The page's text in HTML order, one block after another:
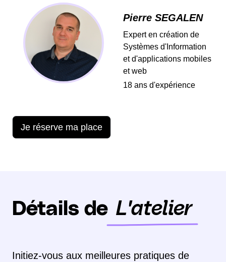
Pierre SEGALEN
Expert en création de
Systèmes d'Information
et d'applications mobiles
et web
18ans d'expérience
Je réserve ma place
Détails de L'atelier
Initiez-vous aux meilleures pratiques de